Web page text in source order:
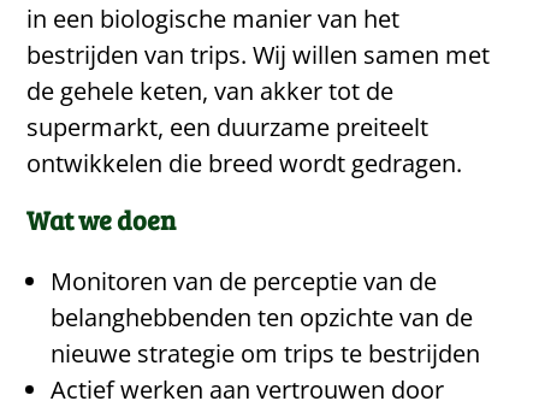
in een biologische manier van het
bestrijden van trips. Wij willen samen met
de gehele keten, van akker tot de
supermarkt, een duurzame preiteelt
ontwikkelen die breed wordt gedragen.
Wat we doen
Monitoren van de perceptie van de
belanghebbenden ten opzichte van de
nieuwe strategie om trips te bestrijden
Actief werken aan vertrouwen door